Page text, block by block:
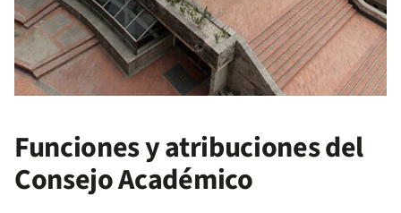
Funciones y atribuciones del
Consejo Académico